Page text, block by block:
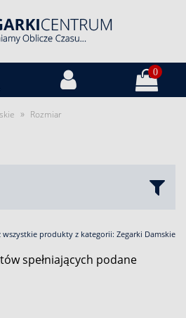
0
» Rozmiar
wszystkie produkty z kategorii: Zegarki Damskie
spełniających podane